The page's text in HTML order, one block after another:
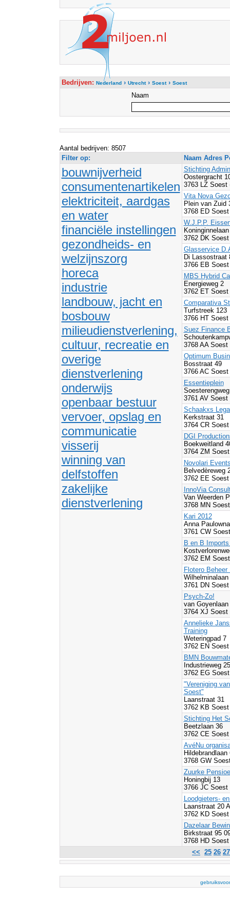
Bedrijven: Nederland› Utrecht› Soest› Soest
Naam
Aantal bedrijven: 8507
Filter op:
Naam Adres
bouwnijverheid
consumentenartikelen
elektriciteit, aardgas
en water
financiële instellingen
gezondheids- en
welzijnszorg
horeca
industrie
landbouw, jacht en
bosbouw
milieudienstverlening,
cultuur, recreatie en
overige
dienstverlening
onderwijs
openbaar bestuur
vervoer, opslag en
communicatie
visserij
winning van
delfstoffen
zakelijke
dienstverlening
Stichting
Oostergracht
3763 LZ Soest
Vita Nova
Plein van Zuid
3768 ED
W.J.P.P.
3762 DK
Glasservice
Di Lassostraat
3766 EB
MBS Hybrid
Energieweg 2
3762 ET
Comparativa
Turfstreek 123
3766 HT
Suez Finance
3768 AA
Optimum
Bosstraat 49
3766 AC
Essentieplein
3761 AV
Schaakxs
Kerkstraat 31
3764 CR
DGI
Boekweitland
3764 ZM
Novolari
Belvedèreweg
3762 EE
InnoVia
Van Weerden
3768 MN
Kari 2012
Anna
3761 CW
B en B
3762 EM
Flotero Beheer
3761 DN
Psych-Zo!
van Goyenlaan
3764 XJ Soest
Annelieke
Training
Weteringpad 7
3762 EN
BMN
Industrieweg
3762 EG
"Vereniging
Soest"
Laanstraat 31
3762 KB
Stichting Het
Beetzlaan 36
3762 CE
AvéNu
3768 GW
Zuurke
Honingbij 13
3766 JC Soest
Loodgieters-
Laanstraat 20
3762 KD
Dazelaar
Birkstraat 95
3768 HD
<< 25 26 27